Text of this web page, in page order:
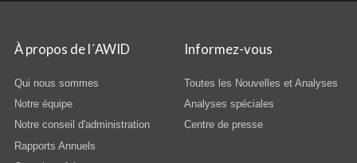
À propos de l´AWID
Qui nous sommes
Notre équipe
Notre conseil d'administration
Rapports Annuels
Informez-vous
Toutes les Nouvelles et Analyses
Analyses spéciales
Centre de presse